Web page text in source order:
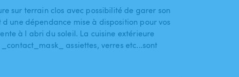
sur terrain clos avec possibilité de garer son
une dépendance mise à disposition pour vos
à l abri du soleil. La cuisine extérieure
assiettes​,​ verres etc...sont